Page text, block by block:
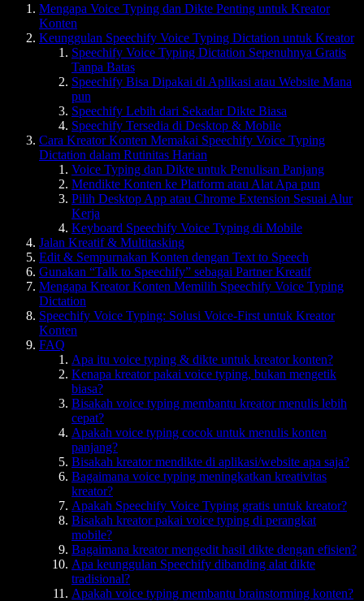
Mengapa Voice Typing dan Dikte Penting untuk Kreator
Konten
Keunggulan Speechify Voice Typing Dictation untuk Kreator
Speechify Voice Typing Dictation Sepenuhnya Gratis
Tanpa Batas
Speechify Bisa Dipakai di Aplikasi atau Website Mana
pun
Speechify Lebih dari Sekadar Dikte Biasa
Speechify Tersedia di Desktop & Mobile
Cara Kreator Konten Memakai Speechify Voice Typing
Dictation dalam Rutinitas Harian
Voice Typing dan Dikte untuk Penulisan Panjang
Mendikte Konten ke Platform atau Alat Apa pun
Pilih Desktop App atau Chrome Extension Sesuai Alur
Kerja
Keyboard Speechify Voice Typing di Mobile
Jalan Kreatif & Multitasking
Edit & Sempurnakan Konten dengan Text to Speech
Gunakan “Talk to Speechify” sebagai Partner Kreatif
Mengapa Kreator Konten Memilih Speechify Voice Typing
Dictation
Speechify Voice Typing: Solusi Voice-First untuk Kreator
Konten
FAQ
Apa itu voice typing & dikte untuk kreator konten?
Kenapa kreator pakai voice typing, bukan mengetik
biasa?
Bisakah voice typing membantu kreator menulis lebih
cepat?
Apakah voice typing cocok untuk menulis konten
panjang?
Bisakah kreator mendikte di aplikasi/website apa saja?
Bagaimana voice typing meningkatkan kreativitas
kreator?
Apakah Speechify Voice Typing gratis untuk kreator?
Bisakah kreator pakai voice typing di perangkat
mobile?
Bagaimana kreator mengedit hasil dikte dengan efisien?
Apa keunggulan Speechify dibanding alat dikte
tradisional?
Apakah voice typing membantu brainstorming konten?